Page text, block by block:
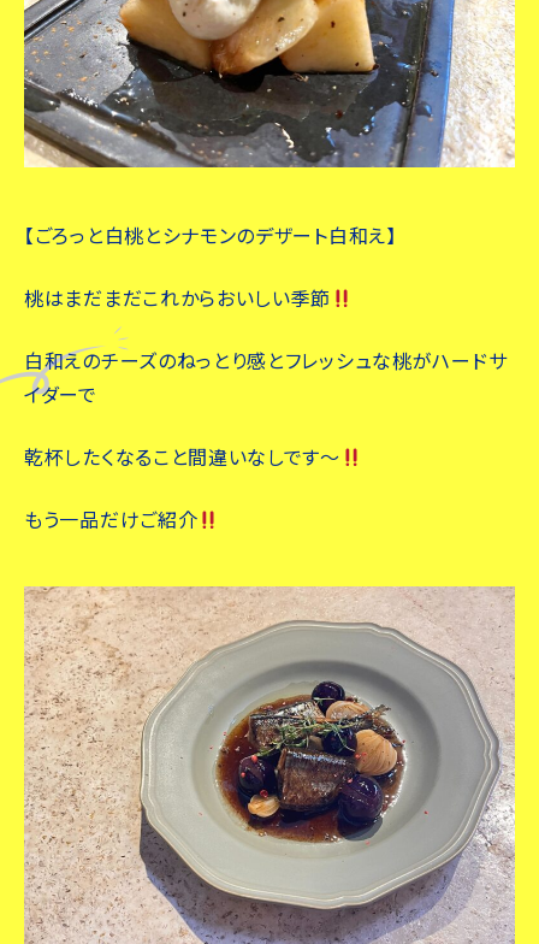
【ごろっと白桃とシナモンのデザート白和え】
桃はまだまだこれからおいしい季節
白和えのチーズのねっとり感とフレッシュな桃がハードサ
イダーで
乾杯したくなること間違いなしです～
もう一品だけご紹介